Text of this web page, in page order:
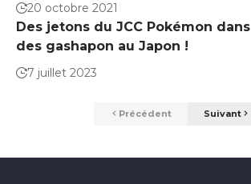
20 octobre 2021
Des jetons du JCC Pokémon dans
des gashapon au Japon !
7 juillet 2023
Précédent Suivant